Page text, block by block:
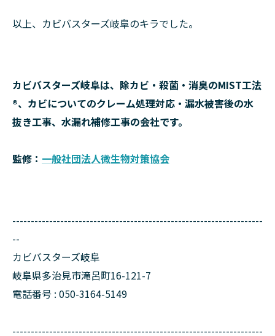
以上、カビバスターズ岐阜のキラでした。
カビバスターズ岐阜は、除カビ・殺菌・消臭のMIST工法
®、カビについてのクレーム処理対応・漏水被害後の水
抜き工事、水漏れ補修工事の会社です。
監修： 一般社団法人微生物対策協会
--------------------------------------------------------------------
--
カビバスターズ岐阜
岐阜県多治見市滝呂町16-121-7
電話番号 : 050-3164-5149
--------------------------------------------------------------------